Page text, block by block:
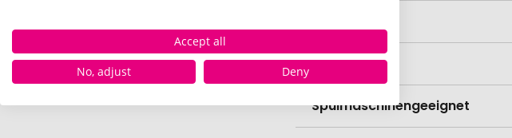
Bio-Produkt
Spülmaschinengeeignet
Accept all
No, adjust
Deny